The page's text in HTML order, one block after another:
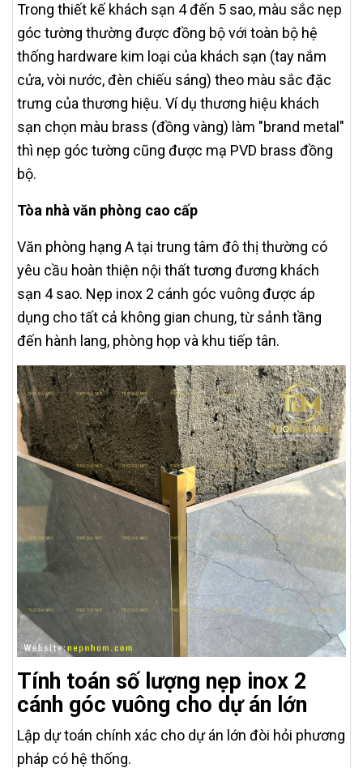
Trong thiết kế khách sạn 4 đến 5 sao, màu sắc nẹp
góc tường thường được đồng bộ với toàn bộ hệ
thống hardware kim loại của khách sạn (tay nắm
cửa, vòi nước, đèn chiếu sáng) theo màu sắc đặc
trưng của thương hiệu. Ví dụ thương hiệu khách
sạn chọn màu brass (đồng vàng) làm "brand metal"
thì nẹp góc tường cũng được mạ PVD brass đồng
bộ.
Tòa nhà văn phòng cao cấp
Văn phòng hạng A tại trung tâm đô thị thường có
yêu cầu hoàn thiện nội thất tương đương khách
sạn 4 sao. Nẹp inox 2 cánh góc vuông được áp
dụng cho tất cả không gian chung, từ sảnh tầng
đến hành lang, phòng họp và khu tiếp tân.
Tính toán số lượng nẹp inox 2
cánh góc vuông cho dự án lớn
Lập dự toán chính xác cho dự án lớn đòi hỏi phương
pháp có hệ thống.